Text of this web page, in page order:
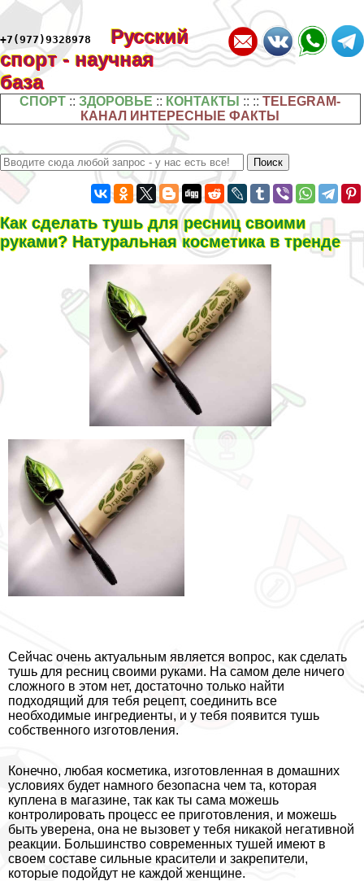
+7(977)9328978
Русский
спорт - научная
база
СПОРТ ::ЗДОРОВЬЕ :: КОНТАКТЫ :: ::TELEGRAM-
КАНАЛ ИНТЕРЕСНЫЕ ФАКТЫ
Как сделать тушь для ресниц своими
руками? Натуральная косметика в тренде
Сейчас очень актуальным является вопрос, как сделать
тушь для ресниц своими руками. На самом деле ничего
сложного в этом нет, достаточно только найти
подходящий для тебя рецепт, соединить все
необходимые ингредиенты, и у тебя появится тушь
собственного изготовления.
Конечно, любая косметика, изготовленная в домашних
условиях будет намного безопасна чем та, которая
куплена в магазине, так как ты сама можешь
контролировать процесс ее приготовления, и можешь
быть уверена, она не вызовет у тебя никакой негативной
реакции. Большинство современных тушей имеют в
своем составе сильные красители и закрепители,
которые подойдут не каждой женщине.